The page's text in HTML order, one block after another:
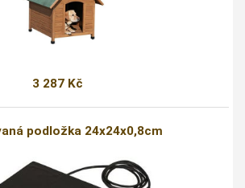
3 287 Kč
podložka 24x24x0,8cm